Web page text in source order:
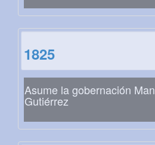
1825
Asume la gobernación
Gutiérrez